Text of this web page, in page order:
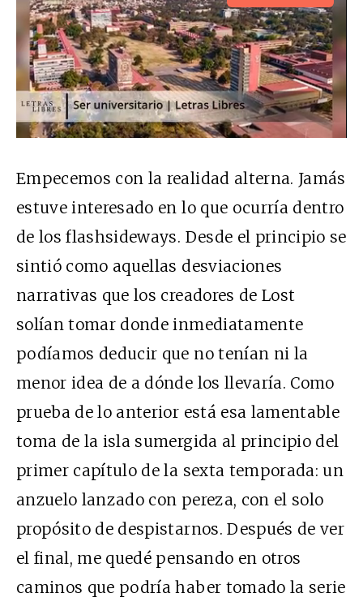
Empecemos con la realidad alterna. Jamás
estuve interesado en lo que ocurría dentro
de los flashsideways. Desde el principio se
sintió como aquellas desviaciones
narrativas que los creadores de Lost
solían tomar donde inmediatamente
podíamos deducir que no tenían ni la
menor idea de a dónde los llevaría. Como
prueba de lo anterior está esa lamentable
toma de la isla sumergida al principio del
primer capítulo de la sexta temporada: un
anzuelo lanzado con pereza, con el solo
propósito de despistarnos. Después de ver
el final, me quedé pensando en otros
caminos que podría haber tomado la serie